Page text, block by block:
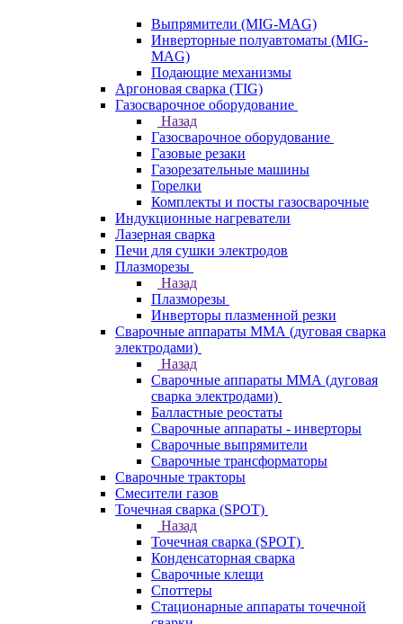
Выпрямители (MIG-MAG)
Инверторные полуавтоматы (MIG-
MAG)
Подающие механизмы
Аргоновая сварка (TIG)
Газосварочное оборудование
Назад
Газосварочное оборудование
Газовые резаки
Газорезательные машины
Горелки
Комплекты и посты газосварочные
Индукционные нагреватели
Лазерная сварка
Печи для сушки электродов
Плазморезы
Назад
Плазморезы
Инверторы плазменной резки
Сварочные аппараты ММА (дуговая сварка
электродами)
Назад
Сварочные аппараты ММА (дуговая
сварка электродами)
Балластные реостаты
Сварочные аппараты - инверторы
Сварочные выпрямители
Сварочные трансформаторы
Сварочные тракторы
Смесители газов
Точечная сварка (SPOT)
Назад
Точечная сварка (SPOT)
Конденсаторная сварка
Сварочные клещи
Споттеры
Стационарные аппараты точечной